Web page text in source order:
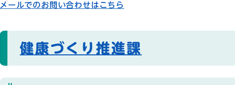
メールでのお問い合わせはこちら
健康づくり推進課